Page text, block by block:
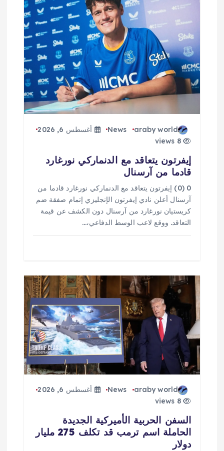
ت
araby world
News
أغسطس 6, 2026
8 views
إيفرتون يتعاقد مع الدنماركي نورغارد
قادما من آرسنال
0 (0) إيفرتون يتعاقد مع الدنماركي نورغارد قادما من
آرسنال أعلن نادي إيفرتون الإنجليزي إتمام صفقة ضم
كريستيان نورغارد من آرسنال دون الكشف عن قيمة
التعاقد. ووقع لاعب الوسط الدفاعي،…
araby world
News
أغسطس 6, 2026
8 views
السفن الحربية الأميركية الجديدة
الحاملة اسم ترمب قد تكلف 275 مليار
دولار